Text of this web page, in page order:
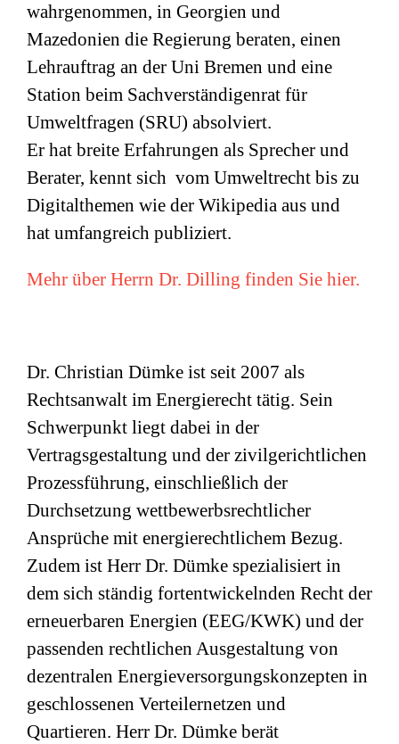
wahrgenommen, in Georgien und
Mazedonien die Regierung beraten, einen
Lehrauftrag an der Uni Bremen und eine
Station beim Sachverständigenrat für
Umweltfragen (SRU) absolviert.
Er hat breite Erfahrungen als Sprecher und
Berater, kennt sich vom Umweltrecht bis zu
Digitalthemen wie der Wikipedia aus und
hat umfangreich publiziert.
Mehr über Herrn Dr. Dilling finden Sie hier.
Dr. Christian Dümke ist seit 2007 als
Rechtsanwalt im Energierecht tätig. Sein
Schwerpunkt liegt dabei in der
Vertragsgestaltung und der zivilgerichtlichen
Prozessführung, einschließlich der
Durchsetzung wettbewerbsrechtlicher
Ansprüche mit energierechtlichem Bezug.
Zudem ist Herr Dr. Dümke spezialisiert in
dem sich ständig fortentwickelnden Recht der
erneuerbaren Energien (EEG/KWK) und der
passenden rechtlichen Ausgestaltung von
dezentralen Energieversorgungskonzepten in
geschlossenen Verteilernetzen und
Quartieren. Herr Dr. Dümke berät